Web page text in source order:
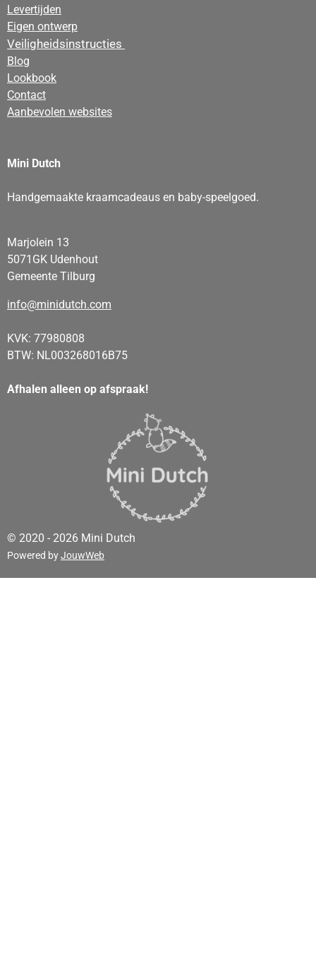
Levertijden
Eigen ontwerp
Veiligheidsinstructies
Blog
Lookbook
Contact
Aanbevolen websites
Mini Dutch
Handgemaakte kraamcadeaus en baby-speelgoed.
Marjolein 13
5071GK Udenhout
Gemeente Tilburg
info@minidutch.com
KVK: 77980808
BTW: NL003268016B75
Afhalen alleen op afspraak!
© 2020 - 2026 Mini Dutch
Powered byJouwWeb